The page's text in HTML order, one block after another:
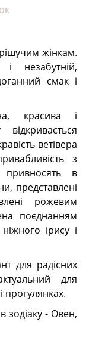
жінкам.
незабутній,
смак і
красива і
ветівера
з
в
представлені
рожевим
поєднанням
ірису і
для радісних
для
прогулянках.
зодіаку - Овен,